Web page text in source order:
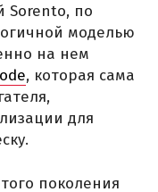
Sorento, по
моделью
на нем
, которая сама
для
поколения